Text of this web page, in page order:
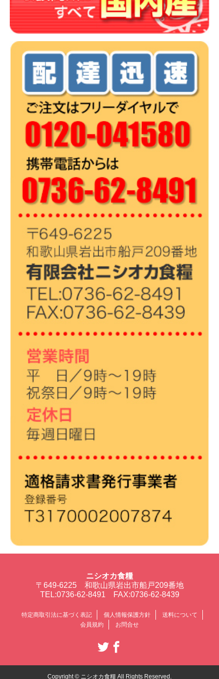
ニシオカ食糧
〒649-6225 和歌山県岩出市船戸209番地
TEL:0736-62-8491 FAX:0736-62-8439
特定商取引法に基づく表記 個人情報保護方針
送料について
会員規約
お問合せ
Copyright © ニシオカ食糧 All Rights Reserved.